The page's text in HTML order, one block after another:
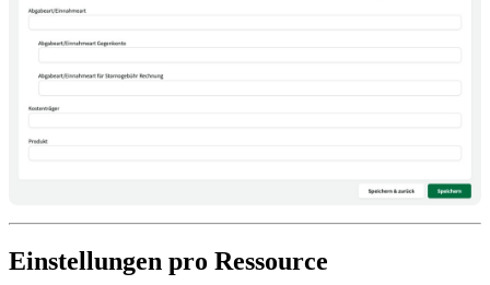
Einstellungen pro Ressource